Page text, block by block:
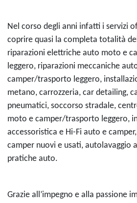
Nel corso degli anni infatti i servizi
coprire quasi la completa totalità
riparazioni elettriche auto moto e
leggero, riparazioni meccaniche
camper/trasporto leggero,
metano, carrozzeria, car detailing,
pneumatici, soccorso stradale,
moto e camper/trasporto leggero,
accessoristica e Hi-Fi auto e
camper nuovi e usati, autolavaggio
pratiche auto.
Grazie all’impegno e alla passione